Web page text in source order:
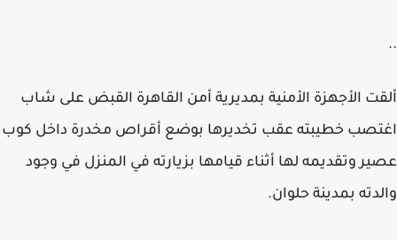
..
ألقت الأجهزة الأمنية بمديرية أمن القاهرة القبض على شاب
اغتصب خطيبته عقب تخديرها بوضع أقراص مخدرة داخل كوب
عصير وتقديمه لها أثناء قيامها بزيارته في المنزل في وجود
والدته بمدينة حلوان.